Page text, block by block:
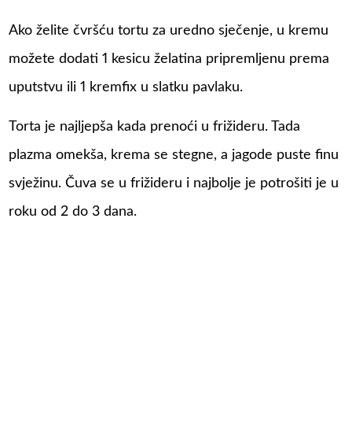
Ako želite čvršću tortu za uredno sječenje, u kremu
možete dodati 1 kesicu želatina pripremljenu prema
uputstvu ili 1 kremfix u slatku pavlaku.
Torta je najljepša kada prenoći u frižideru. Tada
plazma omekša, krema se stegne, a jagode puste finu
svježinu. Čuva se u frižideru i najbolje je potrošiti je u
roku od 2 do 3 dana.